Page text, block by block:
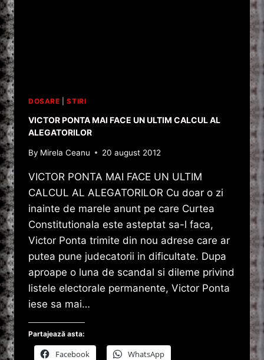
DOSARE |STIRI
VICTOR PONTA MAI FACE UN ULTIM CALCUL AL
ALEGATORILOR
By Mirela Ceanu 20 august 2012
VICTOR PONTA MAI FACE UN ULTIM
CALCUL AL ALEGATORILOR Cu doar o zi
inainte de marele anunt pe care Curtea
Constitutionala este asteptat sa-l faca,
Victor Ponta trimite din nou adrese care ar
putea pune judecatorii in dificultate. Dupa
aproape o luna de scandal si dileme privind
listele electorale permanente, Victor Ponta
iese sa mai…
Partajează asta:
Facebook WhatsApp